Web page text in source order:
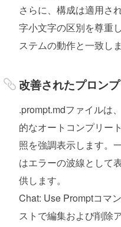
さらに、構成は適用さ
字小文字の区別を尊重
ステムの動作と一致しま
改善されたプロン
.prompt.mdファイルは
的なオートコンプリー
照を強調表示します。
はエラーの波線として
供します。
Chat: Use Promptコマ
ストで編集および削除